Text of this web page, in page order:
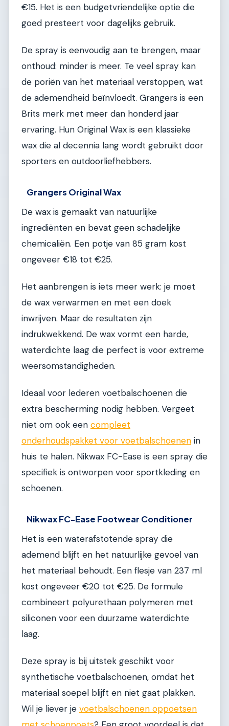
€15. Het is een budgetvriendelijke optie die
goed presteert voor dagelijks gebruik.
De spray is eenvoudig aan te brengen, maar
onthoud: minder is meer. Te veel spray kan
de poriën van het materiaal verstoppen, wat
de ademendheid beïnvloedt. Grangers is een
Brits merk met meer dan honderd jaar
ervaring. Hun Original Wax is een klassieke
wax die al decennia lang wordt gebruikt door
sporters en outdoorliefhebbers.
Grangers Original Wax
De wax is gemaakt van natuurlijke
ingrediënten en bevat geen schadelijke
chemicaliën. Een potje van 85 gram kost
ongeveer €18 tot €25.
Het aanbrengen is iets meer werk: je moet
de wax verwarmen en met een doek
inwrijven. Maar de resultaten zijn
indrukwekkend. De wax vormt een harde,
waterdichte laag die perfect is voor extreme
weersomstandigheden.
Ideaal voor lederen voetbalschoenen die
extra bescherming nodig hebben. Vergeet
niet om ook een compleet
onderhoudspakket voor voetbalschoenen in
huis te halen. Nikwax FC-Ease is een spray die
specifiek is ontworpen voor sportkleding en
schoenen.
Nikwax FC-Ease Footwear Conditioner
Het is een waterafstotende spray die
ademend blijft en het natuurlijke gevoel van
het materiaal behoudt. Een flesje van 237 ml
kost ongeveer €20 tot €25. De formule
combineert polyurethaan polymeren met
siliconen voor een duurzame waterdichte
laag.
Deze spray is bij uitstek geschikt voor
synthetische voetbalschoenen, omdat het
materiaal soepel blijft en niet gaat plakken.
Wil je liever je voetbalschoenen oppoetsen